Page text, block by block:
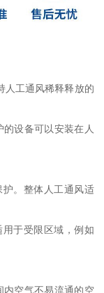
人工通风稀释释放的
设备可以安装在人
。整体人工通风适
于受限区域，例如
内空气不易流通的空